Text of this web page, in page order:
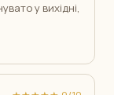
у вихідні,